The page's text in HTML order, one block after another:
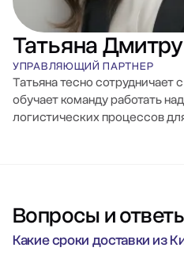
Татьяна
УПРАВЛЯЮЩИЙ ПАРТНЕР
Татьяна тесно сотрудничает
обучает команду работать
логистических процессов
Вопросы и
Какие сроки доставки из